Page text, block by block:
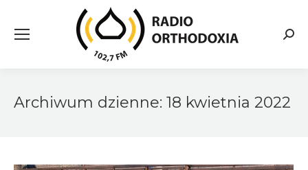
Archiwum dzienne: 18 kwietnia 2022